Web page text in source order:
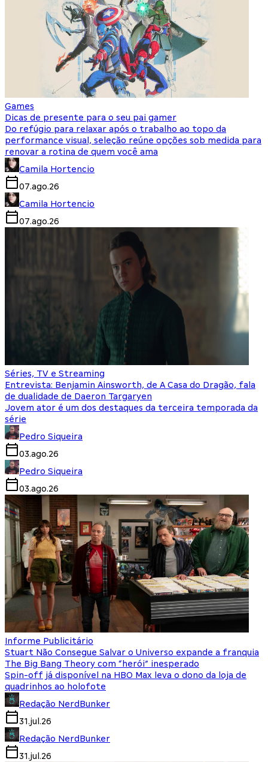
Games
Dicas de presente para o seu pai gamer
Do refúgio para relaxar após o trabalho ao topo da
performance visual, seleção reúne opções sob medida para
renovar a rotina de quem você ama
Camila Hortencio
07.ago.26
Camila Hortencio
07.ago.26
Séries, TV e Streaming
Entrevista: Benjamin Ainsworth, de A Casa do Dragão, fala
de dualidade de Daeron Targaryen
Jovem ator é um dos destaques da terceira temporada da
série
Pedro Siqueira
03.ago.26
Pedro Siqueira
03.ago.26
Informe Publicitário
Stuart Não Consegue Salvar o Universo expande a franquia
The Big Bang Theory com “herói” inesperado
Spin-off já disponível na HBO Max leva o dono da loja de
quadrinhos ao holofote
Redação NerdBunker
31.jul.26
Redação NerdBunker
31.jul.26